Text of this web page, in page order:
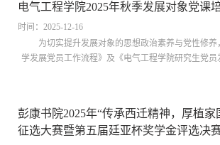
电气工程学院2025年秋季发展对象党课
时间：2025-12-16
为切实提升发展对象的思想政治素养与党性修
学发展党员工作流程》及《电气工程学院研究生党员
使命等核心内容，通过系统化、精准化培养，着力
基，强化政治担当，筑牢信仰根基，切实增强其作为
彭康书院2025年“传承西迁精神，厚植家
征选大赛暨第五届廷亚杯奖学金评选决